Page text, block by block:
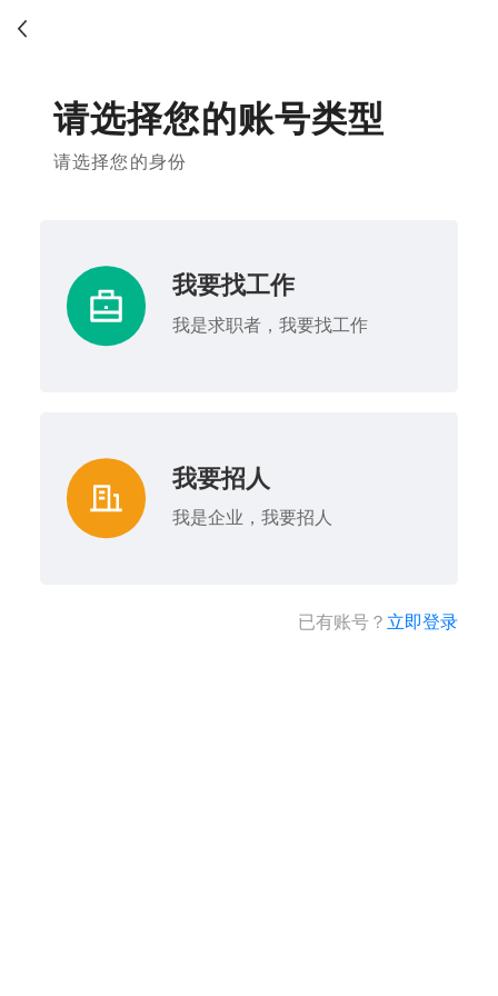
请选择您的账号类型
请选择您的身份
我要找工作
我是求职者，我要找工作
我要招人
我是企业，我要招人
已有账号？ 立即登录